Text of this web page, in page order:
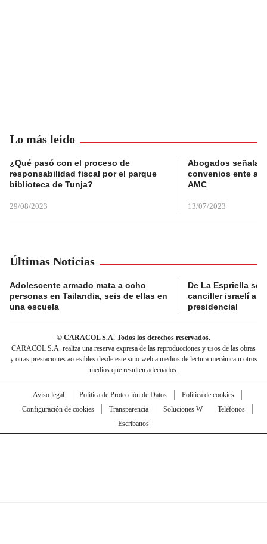
Lo más leído
¿Qué pasó con el proceso de
responsabilidad fiscal por el parque
biblioteca de Tunja?
29/08/2023
Abogados
convenios ente
AMC
13/07/2023
Últimas Noticias
Adolescente armado mata a ocho
personas en Tailandia, seis de ellas en
una escuela
De La Espriella se
canciller israelí
presidencial
© CARACOL S.A. Todos los derechos reservados.
CARACOL S.A. realiza una reserva expresa de las reproducciones y usos de las obras
y otras prestaciones accesibles desde este sitio web a medios de lectura mecánica u otros
medios que resulten adecuados.
Aviso legal Política de Protección de Datos
Política de cookies
Configuración de cookies
Transparencia Soluciones W
Teléfonos
Escríbanos